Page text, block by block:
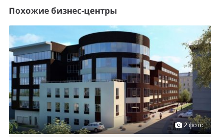
Похожие бизнес-центры
2 фото